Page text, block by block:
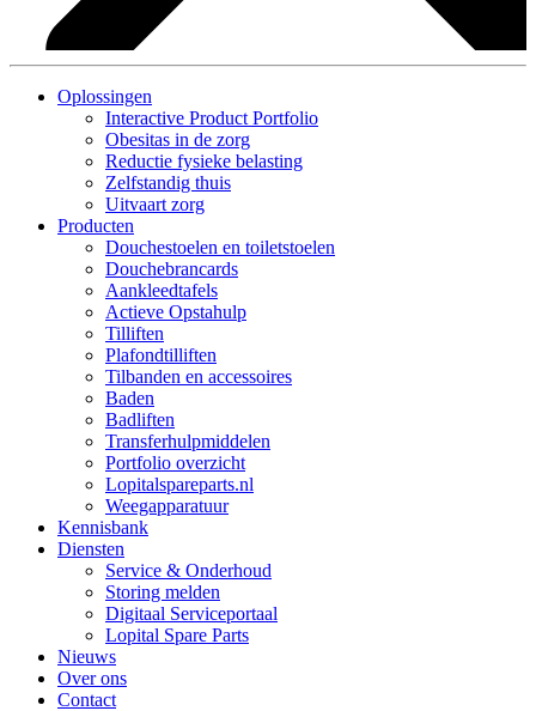
Oplossingen
Interactive Product Portfolio
Obesitas in de zorg
Reductie fysieke belasting
Zelfstandig thuis
Uitvaart zorg
Producten
Douchestoelen en toiletstoelen
Douchebrancards
Aankleedtafels
Actieve Opstahulp
Tilliften
Plafondtilliften
Tilbanden en accessoires
Baden
Badliften
Transferhulpmiddelen
Portfolio overzicht
Lopitalspareparts.nl
Weegapparatuur
Kennisbank
Diensten
Service & Onderhoud
Storing melden
Digitaal Serviceportaal
Lopital Spare Parts
Nieuws
Over ons
Contact